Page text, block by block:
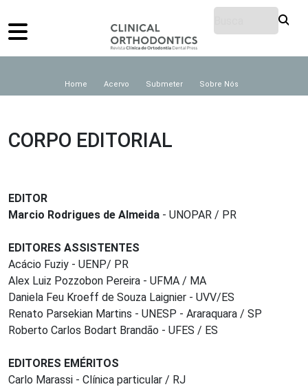
Home Acervo Submeter Sobre Nós
CORPO EDITORIAL
EDITOR
Marcio Rodrigues de Almeida - UNOPAR / PR
EDITORES ASSISTENTES
Acácio Fuziy - UENP/ PR
Alex Luiz Pozzobon Pereira - UFMA / MA
Daniela Feu Kroeff de Souza Laignier - UVV/ES
Renato Parsekian Martins - UNESP - Araraquara / SP
Roberto Carlos Bodart Brandão - UFES / ES
EDITORES EMÉRITOS
Carlo Marassi - Clínica particular / RJ